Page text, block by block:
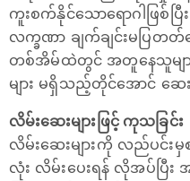
ကူးစက်နိုင်သောရောဂါဖြစ်ပြီ
လက္ခဏာ ချက်ချင်းမပြတတ်
တစ်အိမ်ထဲတွင် အတူနေသူမျ
များ မရှိသည့်တိုင်အောင်
လိမ်းဆေးများဖြင့် ကုသခြင်း
လိမ်းဆေးများကို လည်ပင်းမှ
လုံး လိမ်းပေးရန် လိုအပ်ပြီး